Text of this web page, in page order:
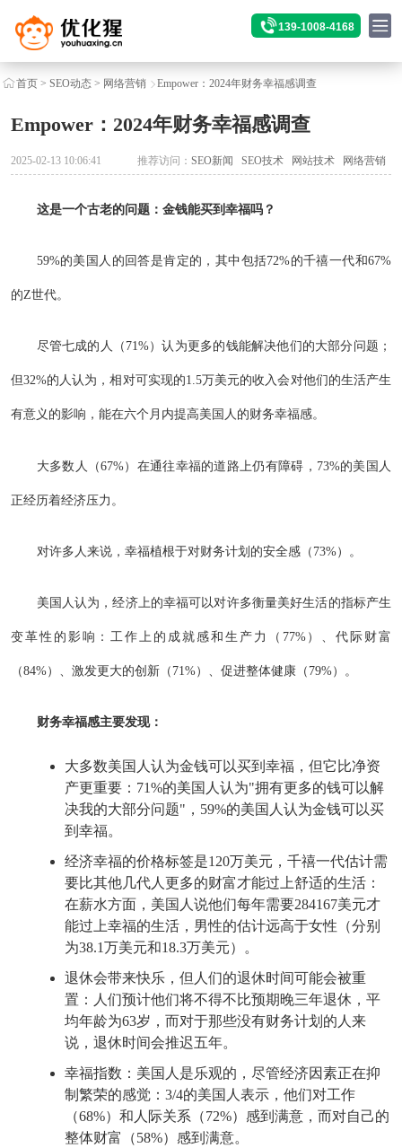
139-1008-4168
首页> SEO动态> 网络营销 Empower：2024年财务幸福感调查
Empower：2024年财务幸福感调查
2025-02-13 10:06:41 推荐访问：SEO新闻 SEO技术 网站技术 网络营销
这是一个古老的问题：金钱能买到幸福吗？
59%的美国人的回答是肯定的，其中包括72%的千禧一代和67%
的Z世代。
尽管七成的人（71%）认为更多的钱能解决他们的大部分问题；
但32%的人认为，相对可实现的1.5万美元的收入会对他们的生活产生
有意义的影响，能在六个月内提高美国人的财务幸福感。
大多数人（67%）在通往幸福的道路上仍有障碍，73%的美国人
正经历着经济压力。
对许多人来说，幸福植根于对财务计划的安全感（73%）。
美国人认为，经济上的幸福可以对许多衡量美好生活的指标产生
变革性的影响：工作上的成就感和生产力（77%）、代际财富
（84%）、激发更大的创新（71%）、促进整体健康（79%）。
财务幸福感主要发现：
大多数美国人认为金钱可以买到幸福，但它比净资
产更重要：71%的美国人认为"拥有更多的钱可以解
决我的大部分问题"，59%的美国人认为金钱可以买
到幸福。
经济幸福的价格标签是120万美元，千禧一代估计需
要比其他几代人更多的财富才能过上舒适的生活：
在薪水方面，美国人说他们每年需要284167美元才
能过上幸福的生活，男性的估计远高于女性（分别
为38.1万美元和18.3万美元）。
退休会带来快乐，但人们的退休时间可能会被重
置：人们预计他们将不得不比预期晚三年退休，平
均年龄为63岁，而对于那些没有财务计划的人来
说，退休时间会推迟五年。
幸福指数：美国人是乐观的，尽管经济因素正在抑
制繁荣的感觉：3/4的美国人表示，他们对工作
（68%）和人际关系（72%）感到满意，而对自己的
整体财富（58%）感到满意。